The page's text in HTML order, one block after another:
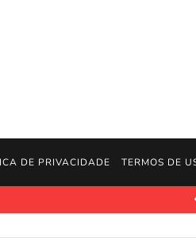
DE PRIVACIDADE TERMOS DE
JogosGratisFun. Os fãs de Jeff